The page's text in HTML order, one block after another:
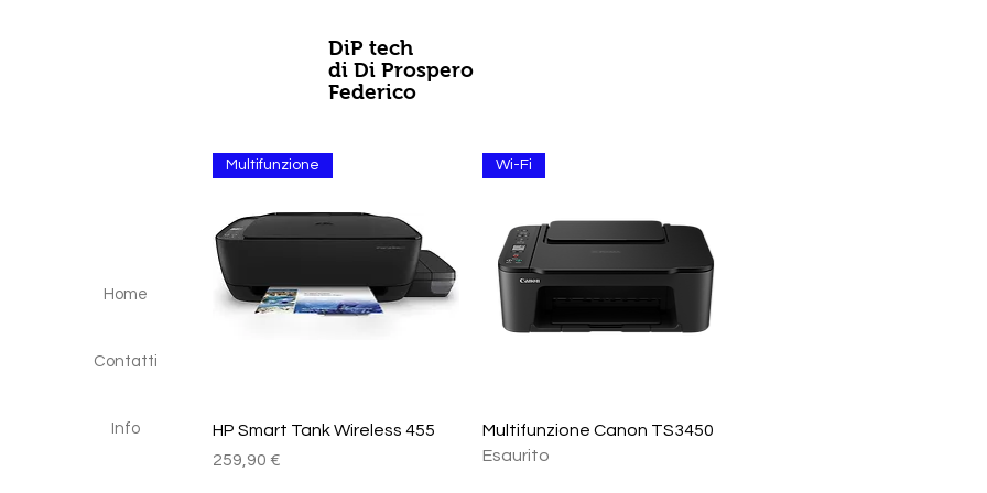
Home
Contatti
Info
DiP tech
di Di Prospero
Federico
Vista rapida
Multifunzione
HP Smart Tank Wireless 455
Prezzo
259,90 €
Vista rapida
Wi-Fi
Multifunzione Canon TS3450
Esaurito